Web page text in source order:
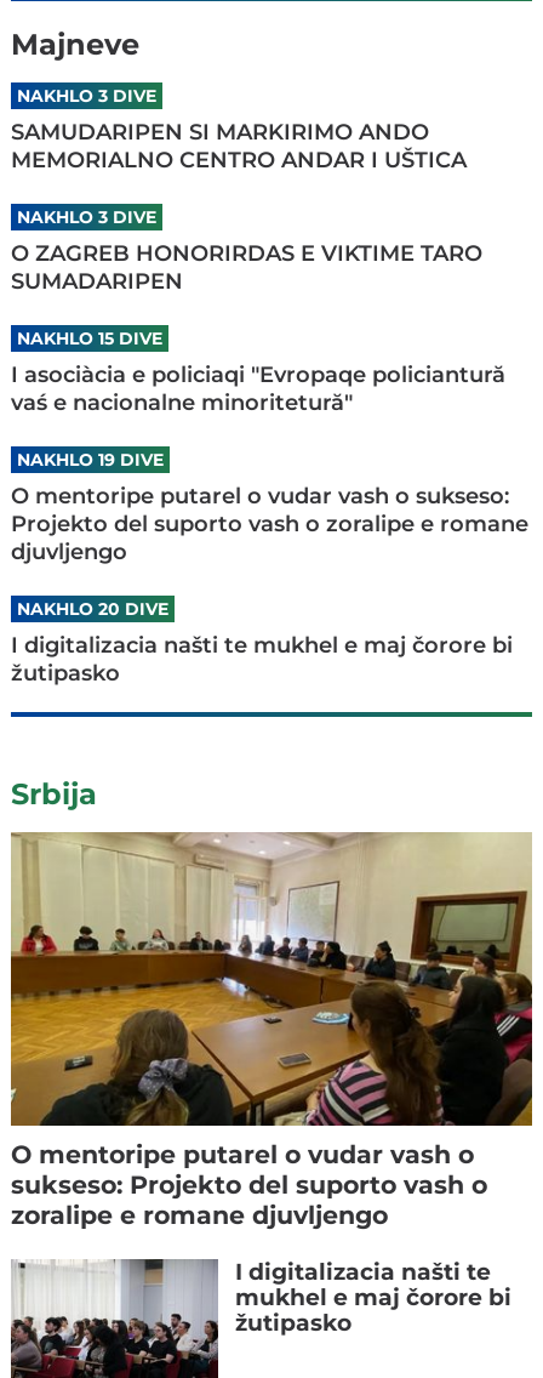
Majneve
NAKHLO 3 DIVE
SAMUDARIPEN SI MARKIRIMO ANDO
MEMORIALNO CENTRO ANDAR I UŠTICA
NAKHLO 3 DIVE
O ZAGREB HONORIRDAS E VIKTIME TARO
SUMADARIPEN
NAKHLO 15 DIVE
I asociàcia e policiaqi "Evropaqe policiantură
vaś e nacionalne minoritetură"
NAKHLO 19 DIVE
O mentoripe putarel o vudar vash o sukseso:
Projekto del suporto vash o zoralipe e romane
djuvljengo
NAKHLO 20 DIVE
I digitalizacia našti te mukhel e maj čorore bi
žutipasko
Srbija
O mentoripe putarel o vudar vash o
sukseso: Projekto del suporto vash o
zoralipe e romane djuvljengo
I digitalizacia našti te
mukhel e maj čorore bi
žutipasko